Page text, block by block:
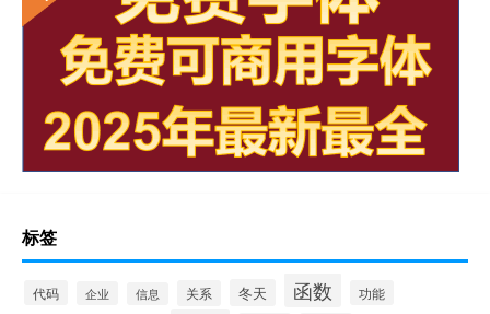
标签
代码 企业 信息 关系 冬天 函数 功能